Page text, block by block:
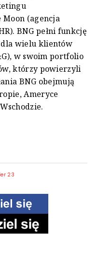
Moon (agencja
BNG pełni funkcję
wielu klientów
w swoim portfolio
którzy powierzyli
BNG obejmują
Ameryce
23